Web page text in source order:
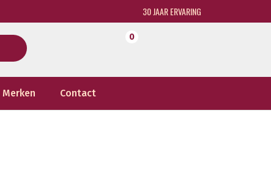
30 JAAR ERVARING
0
Merken Contact